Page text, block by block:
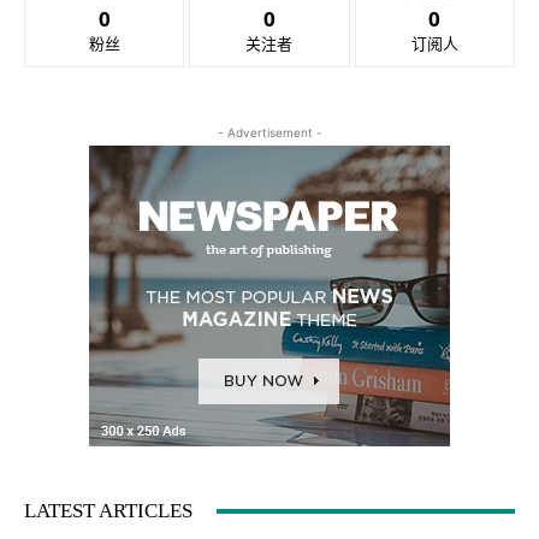
0
粉丝
0
关注者
0
订阅人
- Advertisement -
LATEST ARTICLES